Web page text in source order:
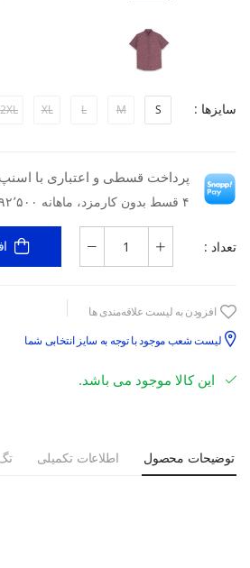
سایزها : S
M
L
XL
2XL
پرداخت قسطی و اعتباری با
۴ قسط بدون کارمزد، ماهانه ۲٬۰۹۲٬۵۰۰ تومان
تعداد :
افزودن به لیست علاقه‌مندی ها
لیست شعب موجود با توجه به سایز انتخابی شما
این کالا موجود می باشد.
توضیحات محصول اطلاعات تکمیلی